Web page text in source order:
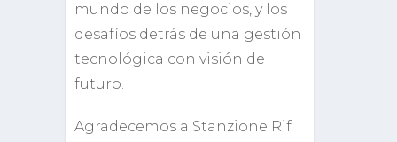
mundo de los negocios, y los
desafíos detrás de una gestión
tecnológica con visión de
futuro.
Agradecemos a Stanzione Rif